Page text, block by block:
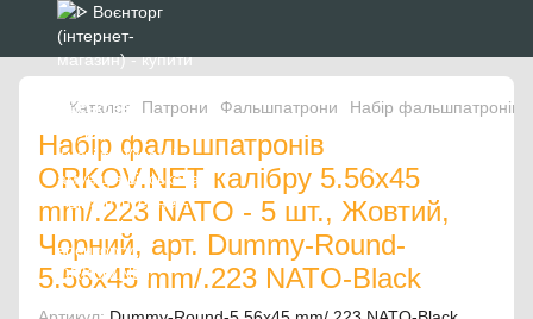
Каталог Патрони Фальшпатрони Набір фальшпатронів
Набір фальшпатронів
ORKOV.NET калібру 5.56x45
mm/.223 NATO - 5 шт., Жовтий,
Чорний, арт. Dummy-Round-
5.56x45 mm/.223 NATO-Black